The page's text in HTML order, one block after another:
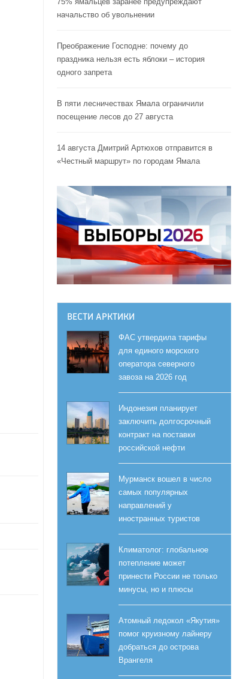
начальство об увольнении
Преображение Господне: почему до
праздника нельзя есть яблоки – история
одного запрета
В пяти лесничествах Ямала ограничили
посещение лесов до 27 августа
14 августа Дмитрий Артюхов отправится в
«Честный маршрут» по городам Ямала
ВЕСТИ АРКТИКИ
ФАС утвердила тарифы
для единого морского
оператора северного
завоза на 2026 год
Индонезия планирует
заключить долгосрочный
контракт на поставки
российской нефти
Мурманск вошел в число
самых популярных
направлений у
иностранных туристов
Климатолог: глобальное
потепление может
принести России не только
минусы, но и плюсы
Атомный ледокол «Якутия»
помог круизному лайнеру
добраться до острова
Врангеля